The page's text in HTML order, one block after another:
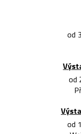
od
od
od